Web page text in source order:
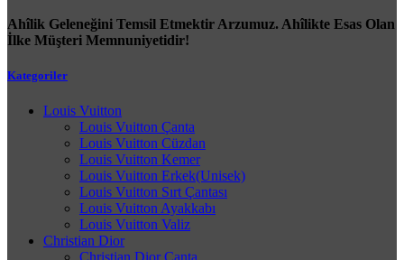
Ahîlik Geleneğini Temsil Etmektir Arzumuz. Ahîlikte Esas Olan
İlke Müşteri Memnuniyetidir!
Kategoriler
Louis Vuitton
Louis Vuitton Çanta
Louis Vuitton Cüzdan
Louis Vuitton Kemer
Louis Vuitton Erkek(Unisek)
Louis Vuitton Sırt Çantası
Louis Vuitton Ayakkabı
Louis Vuitton Valiz
Christian Dior
Christian Dior Çanta